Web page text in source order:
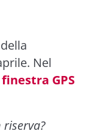
Nel
GPS
riserva?